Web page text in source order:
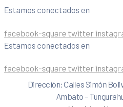
Estamos conectados en
facebook-square twitter
Estamos conectados en
facebook-square twitter
Dirección: Calles Simón
Ambato –